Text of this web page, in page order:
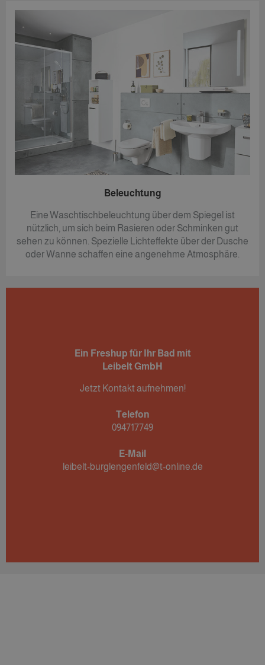
Beleuchtung
Eine Waschtischbeleuchtung über dem Spiegel ist
nützlich, um sich beim Rasieren oder Schminken gut
sehen zu können. Spezielle Lichteffekte über der Dusche
oder Wanne schaffen eine angenehme Atmosphäre.
Ein Freshup für Ihr Bad mit
Leibelt GmbH
Jetzt Kontakt aufnehmen!
Telefon
094717749
E-Mail
leibelt-burglengenfeld@t-online.de